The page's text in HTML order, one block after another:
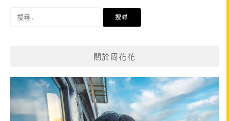
關於周花花